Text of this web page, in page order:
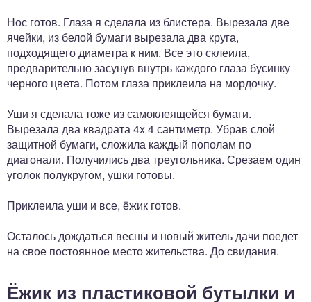
Нос готов. Глаза я сделала из блистера. Вырезала две
ячейки, из белой бумаги вырезала два круга,
подходящего диаметра к ним. Все это склеила,
предварительно засунув внутрь каждого глаза бусинку
черного цвета. Потом глаза приклеила на мордочку.
Уши я сделала тоже из самоклеящейся бумаги.
Вырезала два квадрата 4x 4 сантиметр. Убрав слой
защитной бумаги, сложила каждый пополам по
диагонали. Получились два треугольника. Срезаем один
уголок полукругом, ушки готовы.
Приклеила уши и все, ёжик готов.
Осталось дождаться весны и новый житель дачи поедет
на свое постоянное место жительства. До свидания.
Ёжик из пластиковой бутылки и